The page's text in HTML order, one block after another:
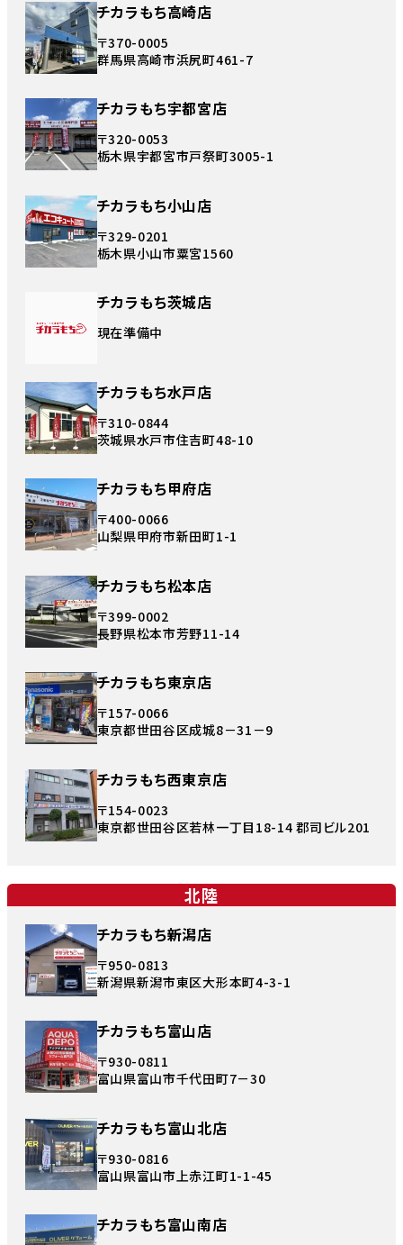
チカラもち高崎店
〒370-0005
群馬県高崎市浜尻町461-7
チカラもち宇都宮店
〒320-0053
栃木県宇都宮市戸祭町3005-1
チカラもち小山店
〒329-0201
栃木県小山市粟宮1560
チカラもち茨城店
現在準備中
チカラもち水戸店
〒310-0844
茨城県水戸市住吉町48-10
チカラもち甲府店
〒400-0066
山梨県甲府市新田町1-1
チカラもち松本店
〒399-0002
長野県松本市芳野11-14
チカラもち東京店
〒157-0066
東京都世田谷区成城8－31－9
チカラもち西東京店
〒154-0023
東京都世田谷区若林一丁目18-14 郡司ビル201
北陸
チカラもち新潟店
〒950-0813
新潟県新潟市東区大形本町4-3-1
チカラもち富山店
〒930-0811
富山県富山市千代田町7－30
チカラもち富山北店
〒930-0816
富山県富山市上赤江町1-1-45
チカラもち富山南店